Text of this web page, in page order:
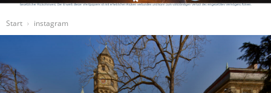
Start
instagram